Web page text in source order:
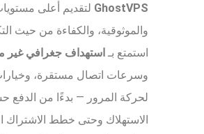
GhostVPS لتقديم أعلى
والموثوقية، والكفاءة من حيث
استمتع بـ استهداف جغرافي غير
وسرعات اتصال مستقرة،
لحركة المرور — بدءًا من الدفع
الاستهلاك وحتى خطط